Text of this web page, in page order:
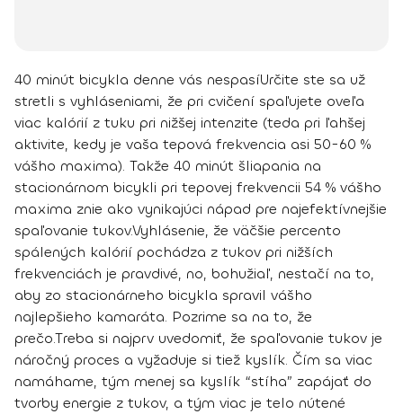
40 minút bicykla denne vás nespasíUrčite ste sa už
stretli s vyhláseniami, že pri cvičení spaľujete oveľa
viac kalórií z tuku pri nižšej intenzite (teda pri ľahšej
aktivite, kedy je vaša tepová frekvencia asi 50-60 %
vášho maxima). Takže 40 minút šliapania na
stacionárnom bicykli pri tepovej frekvencii 54 % vášho
maxima znie ako vynikajúci nápad pre najefektívnejšie
spaľovanie tukov.Vyhlásenie, že väčšie percento
spálených kalórií pochádza z tukov pri nižších
frekvenciách je pravdivé, no, bohužiaľ, nestačí na to,
aby zo stacionárneho bicykla spravil vášho
najlepšieho kamaráta. Pozrime sa na to, že
prečo.Treba si najprv uvedomiť, že spaľovanie tukov je
náročný proces a vyžaduje si tiež kyslík. Čím sa viac
namáhame, tým menej sa kyslík “stíha” zapájať do
tvorby energie z tukov, a tým viac je telo nútené